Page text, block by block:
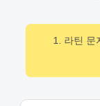
1. 라틴 문